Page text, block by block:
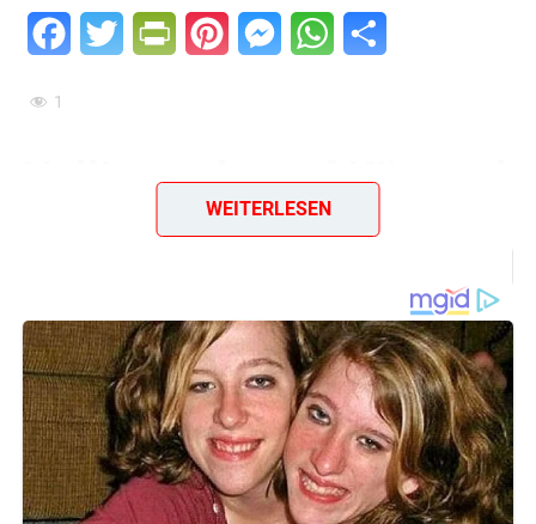
FacebookTwitter PrintFriendly
PinterestMessengerWhatsApp
1
Hallimasche auf Kümmel
600 g Hallimasche
100 g Schmalz
1 Zwiebel
Kümmel
Salz
Lob, Kritik, Fragen oder Anregungen zum Rezept?
WEITERLESEN